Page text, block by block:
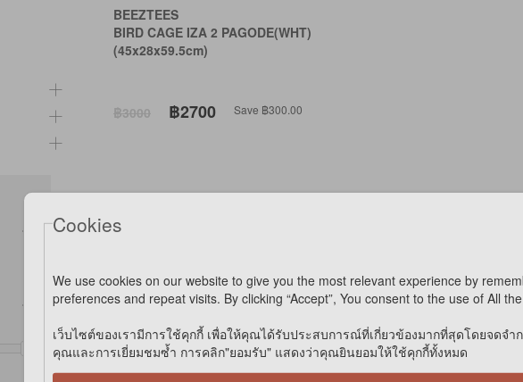
BEEZTEES
BIRD CAGE IZA 2 PAGODE(WHT)
(45x28x59.5cm)
฿3000 ฿2700 Save ฿300.00
*คำสั่งพิเศษ
เปรียบเทียบ
Cookies
We use cookies on our website to give you the most relevant experience by
preferences and repeat visits. By clicking “Accept”, You consent to the use of All
เว็บไซต์ของเรามีการใช้คุกกี้ เพื่อให้คุณได้รับประสบการณ์ที่เกี่ยวข้องมากที่สุดโดยจดจำ
คุณและการเยี่ยมชมซ้ำ การคลิก"ยอมรับ" แสดงว่าคุณยินยอมให้ใช้คุกกี้ทั้งหมด